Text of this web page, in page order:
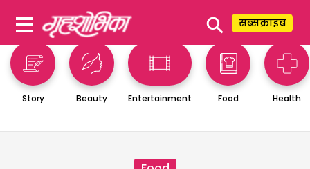
⚲ सब्सक्राइब
Story Beauty Entertainment Food Health